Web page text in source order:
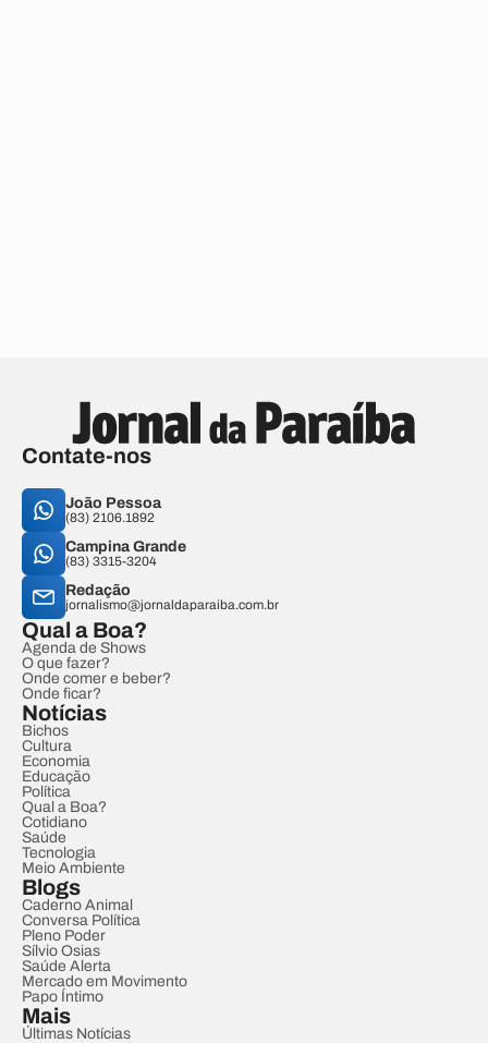
Contate-nos
João Pessoa
(83) 2106.1892
Campina Grande
(83) 3315-3204
Redação
jornalismo@jornaldaparaiba.com.br
Qual a Boa?
Agenda de Shows
O que fazer?
Onde comer e beber?
Onde ficar?
Notícias
Bichos
Cultura
Economia
Educação
Política
Qual a Boa?
Cotidiano
Saúde
Tecnologia
Meio Ambiente
Blogs
Caderno Animal
Conversa Política
Pleno Poder
Sílvio Osias
Saúde Alerta
Mercado em Movimento
Papo Íntimo
Mais
Últimas Notícias